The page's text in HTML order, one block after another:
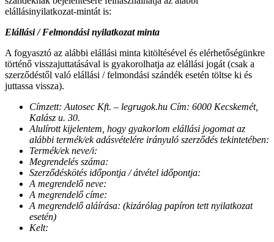
elállásinyilatkozat-mintát is:
Elállási / Felmondási nyilatkozat minta
A fogyasztó az alábbi elállási minta kitöltésével és elérhetőségünkre
történő visszajuttatásával is gyakorolhatja az elállási jogát (csak a
szerződéstől való elállási / felmondási szándék esetén töltse ki és
juttassa vissza).
Címzett: Autosec Kft. – legrugok.hu Cím: 6000 Kecskemét,
Kalász u. 30.
Alulírott kijelentem, hogy gyakorlom elállási jogomat az
alábbi termék/ek adásvételére irányuló szerződés tekintetében:
Termék/ek neve/i:
Megrendelés száma:
Szerződéskötés időpontja / átvétel időpontja:
A megrendelő neve:
A megrendelő címe:
A megrendelő aláírása: (kizárólag papíron tett nyilatkozat
esetén)
Kelt: